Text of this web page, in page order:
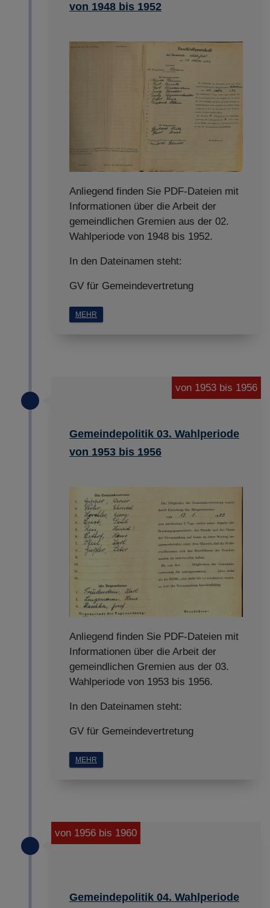
von 1948 bis 1952
Anliegend finden Sie PDF-Dateien mit
Informationen über die Arbeit der
gemeindlichen Gremien aus der 02.
Wahlperiode von 1948 bis 1952.
In den Dateinamen steht:
GV für Gemeindevertretung
MEHR
Gemeindepolitik 03. Wahlperiode
von 1953 bis 1956
von 1953 bis 1956
Anliegend finden Sie PDF-Dateien mit
Informationen über die Arbeit der
gemeindlichen Gremien aus der 03.
Wahlperiode von 1953 bis 1956.
In den Dateinamen steht:
GV für Gemeindevertretung
MEHR
Gemeindepolitik 04. Wahlperiode
von 1956 bis 1960